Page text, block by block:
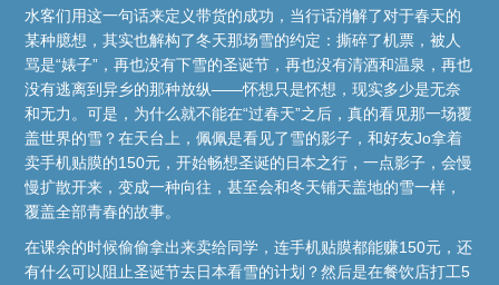
水客们用这一句话来定义带货的成功，当行话消解了对于春天的
某种臆想，其实也解构了冬天那场雪的约定：撕碎了机票，被人
骂是“婊子”，再也没有下雪的圣诞节，再也没有清酒和温泉，再也
没有逃离到异乡的那种放纵——怀想只是怀想，现实多少是无奈
和无力。可是，为什么就不能在“过春天”之后，真的看见那一场覆
盖世界的雪？在天台上，佩佩是看见了雪的影子，和好友Jo拿着
卖手机贴膜的150元，开始畅想圣诞的日本之行，一点影子，会慢
慢扩散开来，变成一种向往，甚至会和冬天铺天盖地的雪一样，
覆盖全部青春的故事。
在课余的时候偷偷拿出来卖给同学，连手机贴膜都能赚150元，还
有什么可以阻止圣诞节去日本看雪的计划？然后是在餐饮店打工5